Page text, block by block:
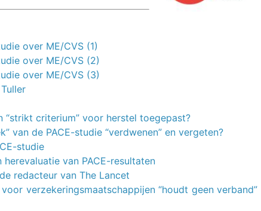
over ME/CVS (1)
over ME/CVS (2)
over ME/CVS (3)
criterium” voor herstel toegepast?
van de PACE-studie “verdwenen” en vergeten?
studie
van PACE-resultaten
redacteur van The Lancet
verzekeringsmaatschappijen “houdt geen verband”